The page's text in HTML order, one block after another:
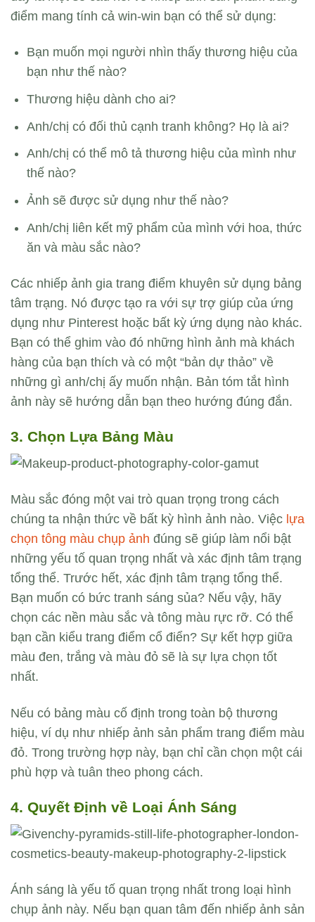
điểm mang tính cả win-win bạn có thể sử dụng:
Bạn muốn mọi người nhìn thấy thương hiệu của
bạn như thế nào?
Thương hiệu dành cho ai?
Anh/chị có đối thủ cạnh tranh không? Họ là ai?
Anh/chị có thể mô tả thương hiệu của mình như
thế nào?
Ảnh sẽ được sử dụng như thế nào?
Anh/chị liên kết mỹ phẩm của mình với hoa, thức
ăn và màu sắc nào?
Các nhiếp ảnh gia trang điểm khuyên sử dụng bảng
tâm trạng. Nó được tạo ra với sự trợ giúp của ứng
dụng như Pinterest hoặc bất kỳ ứng dụng nào khác.
Bạn có thể ghim vào đó những hình ảnh mà khách
hàng của bạn thích và có một “bản dự thảo” về
những gì anh/chị ấy muốn nhận. Bản tóm tắt hình
ảnh này sẽ hướng dẫn bạn theo hướng đúng đắn.
3. Chọn Lựa Bảng Màu
Màu sắc đóng một vai trò quan trọng trong cách
chúng ta nhận thức về bất kỳ hình ảnh nào. Việc lựa
chọn tông màu chụp ảnh đúng sẽ giúp làm nổi bật
những yếu tố quan trọng nhất và xác định tâm trạng
tổng thể. Trước hết, xác định tâm trạng tổng thể.
Bạn muốn có bức tranh sáng sủa? Nếu vậy, hãy
chọn các nền màu sắc và tông màu rực rỡ. Có thể
bạn cần kiểu trang điểm cổ điển? Sự kết hợp giữa
màu đen, trắng và màu đỏ sẽ là sự lựa chọn tốt
nhất.
Nếu có bảng màu cố định trong toàn bộ thương
hiệu, ví dụ như nhiếp ảnh sản phẩm trang điểm màu
đỏ. Trong trường hợp này, bạn chỉ cần chọn một cái
phù hợp và tuân theo phong cách.
4. Quyết Định về Loại Ánh Sáng
Ánh sáng là yếu tố quan trọng nhất trong loại hình
chụp ảnh này. Nếu bạn quan tâm đến nhiếp ảnh sản